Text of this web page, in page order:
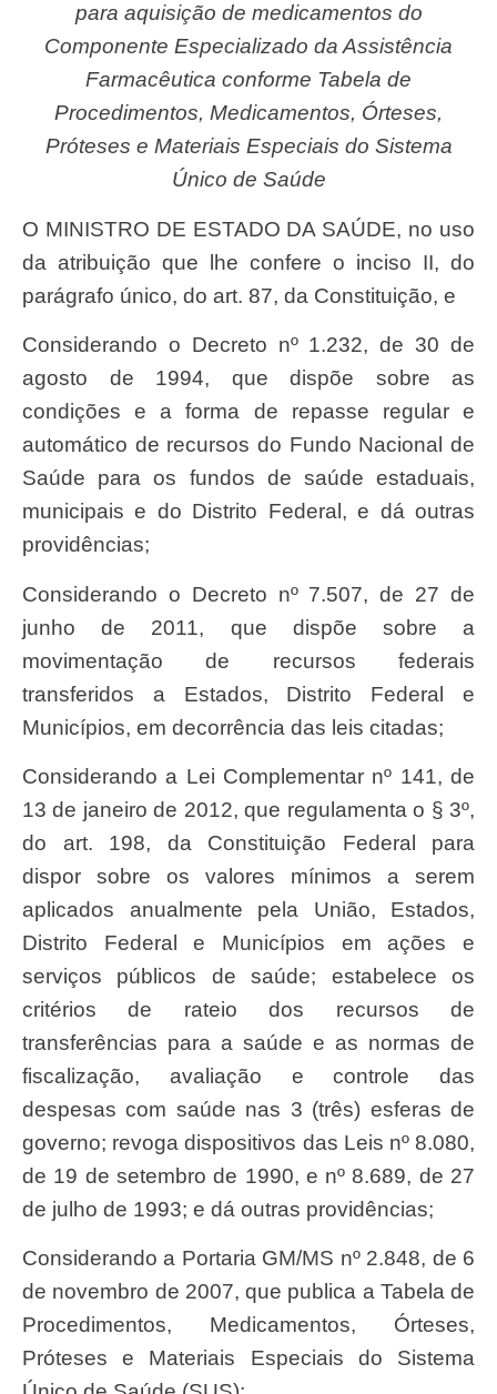
para aquisição de medicamentos do
Componente Especializado da Assistência
Farmacêutica conforme Tabela de
Procedimentos, Medicamentos, Órteses,
Próteses e Materiais Especiais do Sistema
Único de Saúde
O MINISTRO DE ESTADO DA SAÚDE, no uso
da atribuição que lhe confere o inciso II, do
parágrafo único, do art. 87, da Constituição, e
Considerando o Decreto nº 1.232, de 30 de
agosto de 1994, que dispõe sobre as
condições e a forma de repasse regular e
automático de recursos do Fundo Nacional de
Saúde para os fundos de saúde estaduais,
municipais e do Distrito Federal, e dá outras
providências;
Considerando o Decreto nº 7.507, de 27 de
junho de 2011, que dispõe sobre a
movimentação de recursos federais
transferidos a Estados, Distrito Federal e
Municípios, em decorrência das leis citadas;
Considerando a Lei Complementar nº 141, de
13 de janeiro de 2012, que regulamenta o § 3º,
do art. 198, da Constituição Federal para
dispor sobre os valores mínimos a serem
aplicados anualmente pela União, Estados,
Distrito Federal e Municípios em ações e
serviços públicos de saúde; estabelece os
critérios de rateio dos recursos de
transferências para a saúde e as normas de
fiscalização, avaliação e controle das
despesas com saúde nas 3 (três) esferas de
governo; revoga dispositivos das Leis nº 8.080,
de 19 de setembro de 1990, e nº 8.689, de 27
de julho de 1993; e dá outras providências;
Considerando a Portaria GM/MS nº 2.848, de 6
de novembro de 2007, que publica a Tabela de
Procedimentos, Medicamentos, Órteses,
Próteses e Materiais Especiais do Sistema